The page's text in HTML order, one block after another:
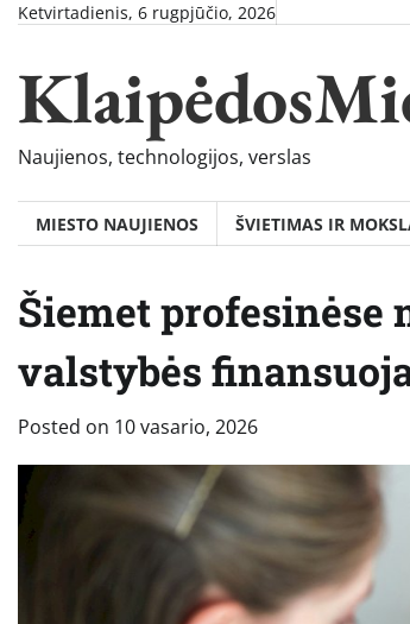
Skip
content
Ketvirtadienis, 6 rugpjūčio, 2026
Naujienos, technologijos, verslas
MIESTO NAUJIENOS ŠVIETIMAS IR
Šiemet profesinėse
valstybės
Posted on 10 vasario, 2026